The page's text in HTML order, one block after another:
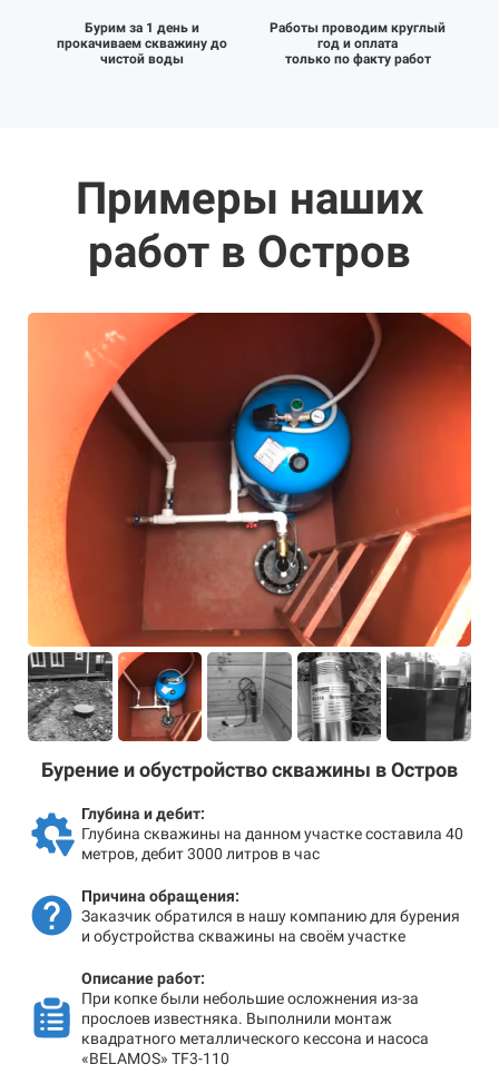
Бурим за 1 день и
прокачиваем скважину до
чистой воды
Работы проводим круглый
год и оплата
только по факту работ
Примеры наших
работ в Остров
Бурение и обустройство скважины в Остров
Глубина и дебит:
Глубина скважины на данном участке составила 40
метров, дебит 3000 литров в час
Причина обращения:
Заказчик обратился в нашу компанию для бурения
и обустройства скважины на своём участке
Описание работ:
При копке были небольшие осложнения из-за
прослоев известняка. Выполнили монтаж
квадратного металлического кессона и насоса
«BELAMOS» TF3-110